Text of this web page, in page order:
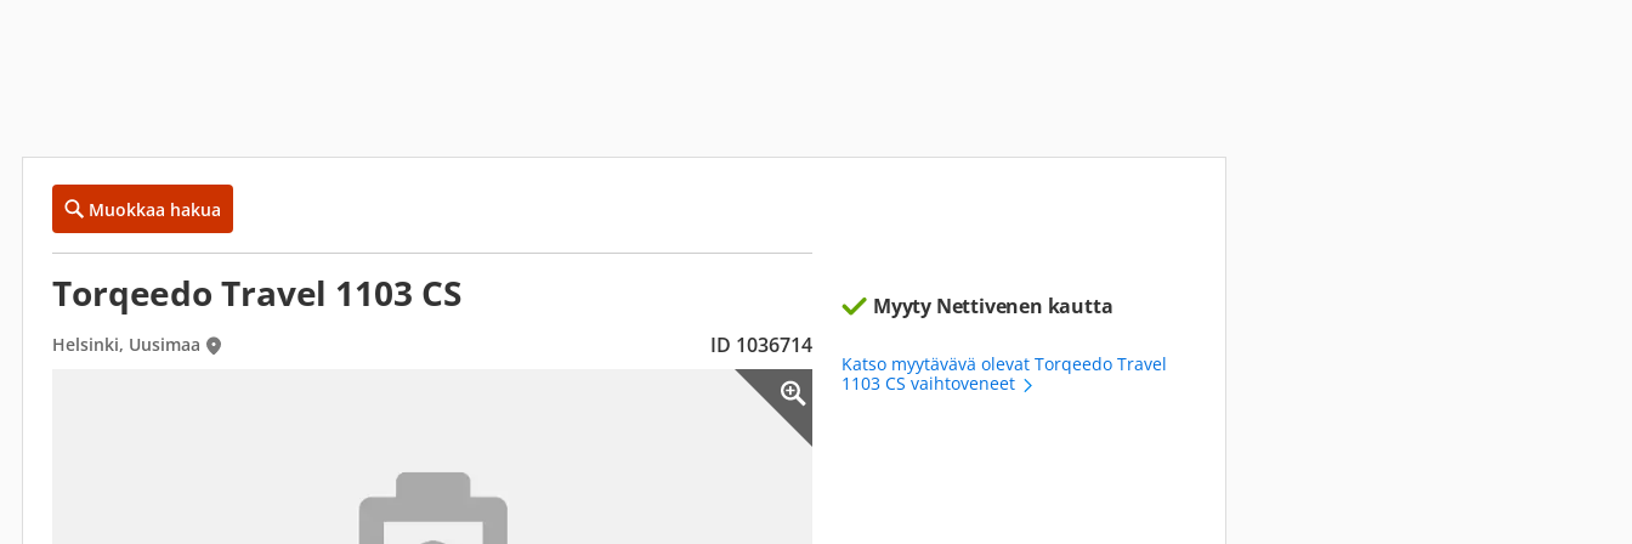
Muokkaa hakua
Torqeedo Travel 1103 CS
Helsinki, Uusimaa ID 1036714
Myyty Nettivenen kautta
Katso myytävävä olevat Torqeedo Travel
1103 CS vaihtoveneet